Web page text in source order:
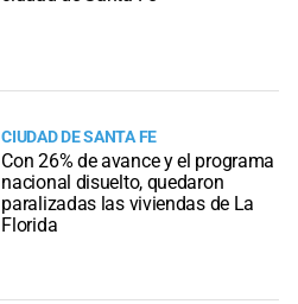
CIUDAD DE SANTA FE
Con 26% de avance y el programa
nacional disuelto, quedaron
paralizadas las viviendas de La
Florida